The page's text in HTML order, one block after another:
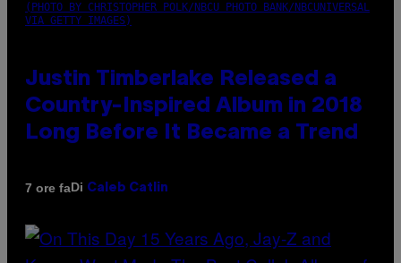
(PHOTO BY CHRISTOPHER POLK/NBCU PHOTO BANK/NBCUNIVERSAL
VIA GETTY IMAGES)
Justin Timberlake Released a
Country-Inspired Album in 2018
Long Before It Became a Trend
7 ore faDi Caleb Catlin